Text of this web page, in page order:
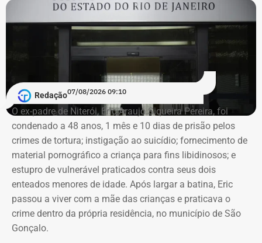
Redação07/08/2026 09:10
O ex-padre de Niterói, Eric Araujo Siqueira Pereira, foi
condenado a 48 anos, 1 mês e 10 dias de prisão pelos
crimes de tortura; instigação ao suicídio; fornecimento de
material pornográfico a criança para fins libidinosos; e
estupro de vulnerável praticados contra seus dois
enteados menores de idade. Após largar a batina, Eric
passou a viver com a mãe das crianças e praticava o
crime dentro da própria residência, no município de São
Gonçalo.